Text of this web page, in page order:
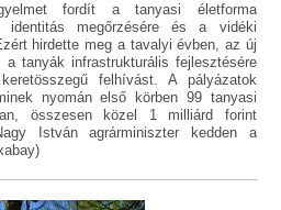
fordít a tanyasi életforma
identitás megőrzésére és a vidéki
hirdette meg a tavalyi évben, az új
tanyák infrastrukturális fejlesztésére
felhívást. A pályázatok
nyomán első körben 99 tanyasi
összesen közel 1 milliárd forint
István agrárminiszter kedden a